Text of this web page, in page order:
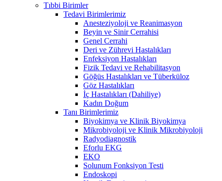
Tıbbi Birimler
Tedavi Birimlerimiz
Anesteziyoloji ve Reanimasyon
Beyin ve Sinir Cerrahisi
Genel Cerrahi
Deri ve Zührevi Hastalıkları
Enfeksiyon Hastalıkları
Fizik Tedavi ve Rehabilitasyon
Göğüs Hastalıkları ve Tüberküloz
Göz Hastalıkları
İç Hastalıkları (Dahiliye)
Kadın Doğum
Tanı Birimlerimiz
Biyokimya ve Klinik Biyokimya
Mikrobiyoloji ve Klinik Mikrobiyoloji
Radyodiagnostik
Eforlu EKG
EKO
Solunum Fonksiyon Testi
Endoskopi